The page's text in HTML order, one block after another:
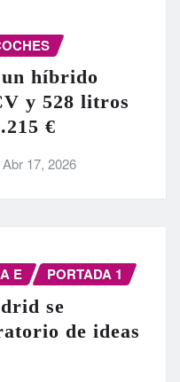
híbrido
y 528 litros
€
Abr 17, 2026
E PORTADA 1
se
de ideas